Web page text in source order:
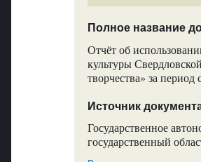
Полное название
Отчёт об
культуры
творчества» за период
Источник
Государственное
государственный